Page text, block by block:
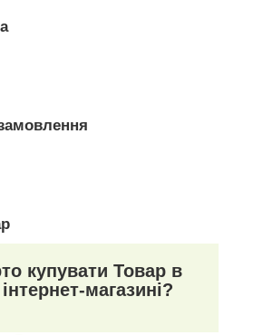
купувати Товар в
магазині?